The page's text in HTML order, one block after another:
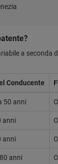
a seconda
Conducente
50 anni
anni
anni
anni